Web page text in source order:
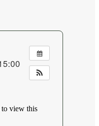
to view this